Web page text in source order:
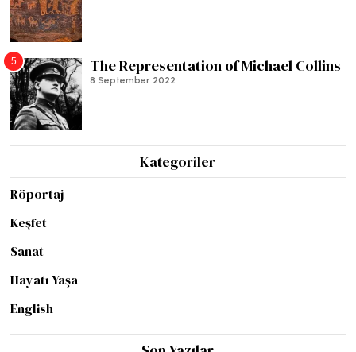
5 The Representation of Michael Collins
8 September 2022
Kategoriler
Röportaj
Keşfet
Sanat
Hayatı Yaşa
English